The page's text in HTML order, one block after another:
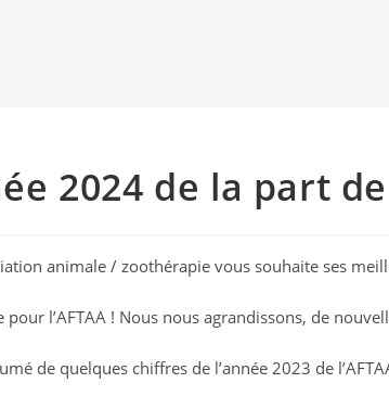
2024 de la part
animale / zoothérapie vous souhaite ses
l’AFTAA ! Nous nous agrandissons, de
de quelques chiffres de l’année 2023 de